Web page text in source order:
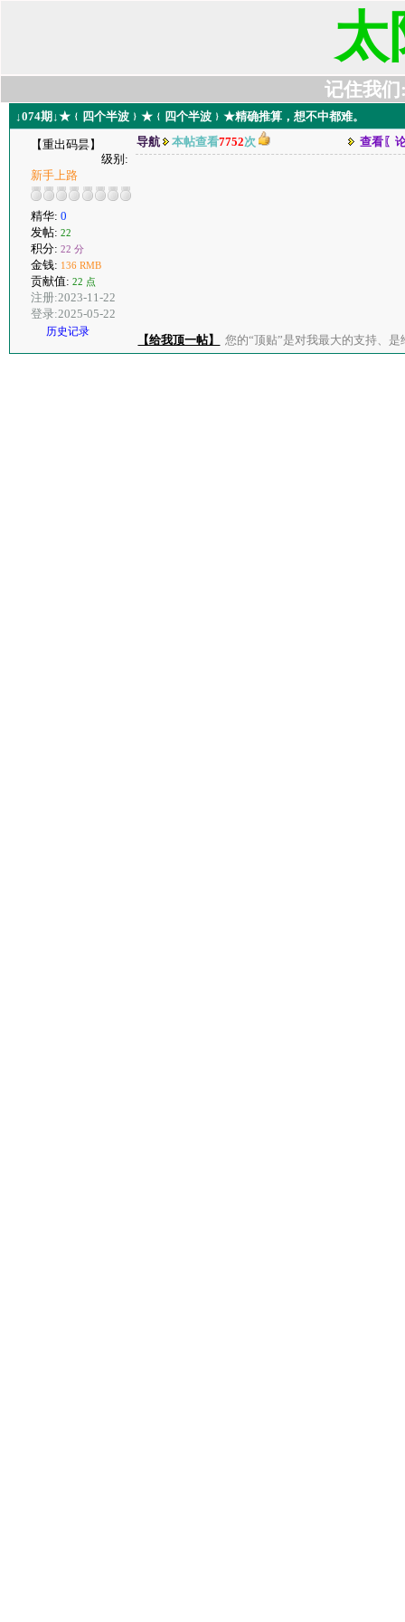
太
记住我们
↓074期↓★﹛四个半波﹜★﹛四个半波﹜★精确推算，想不中都难。
【重出码昙】
级别:
新手上路
精华: 0
发帖: 22
积分: 22 分
金钱: 136 RMB
贡献值: 22 点
注册:2023-11-22
登录:2025-05-22
历史记录
导航 本帖查看7752次 查看〖
【给我顶一帖】 您的“顶贴”是对我最大的支持、